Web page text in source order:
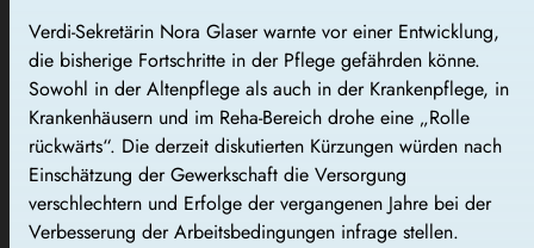
Verdi-Sekretärin Nora Glaser warnte vor einer Entwicklung,
die bisherige Fortschritte in der Pflege gefährden könne.
Sowohl in der Altenpflege als auch in der Krankenpflege, in
Krankenhäusern und im Reha-Bereich drohe eine „Rolle
rückwärts“. Die derzeit diskutierten Kürzungen würden nach
Einschätzung der Gewerkschaft die Versorgung
verschlechtern und Erfolge der vergangenen Jahre bei der
Verbesserung der Arbeitsbedingungen infrage stellen.